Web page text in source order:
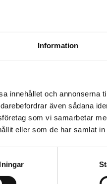
Information
innehållet och annonserna
även sådana
som vi samarbetar
eller som de har samlat